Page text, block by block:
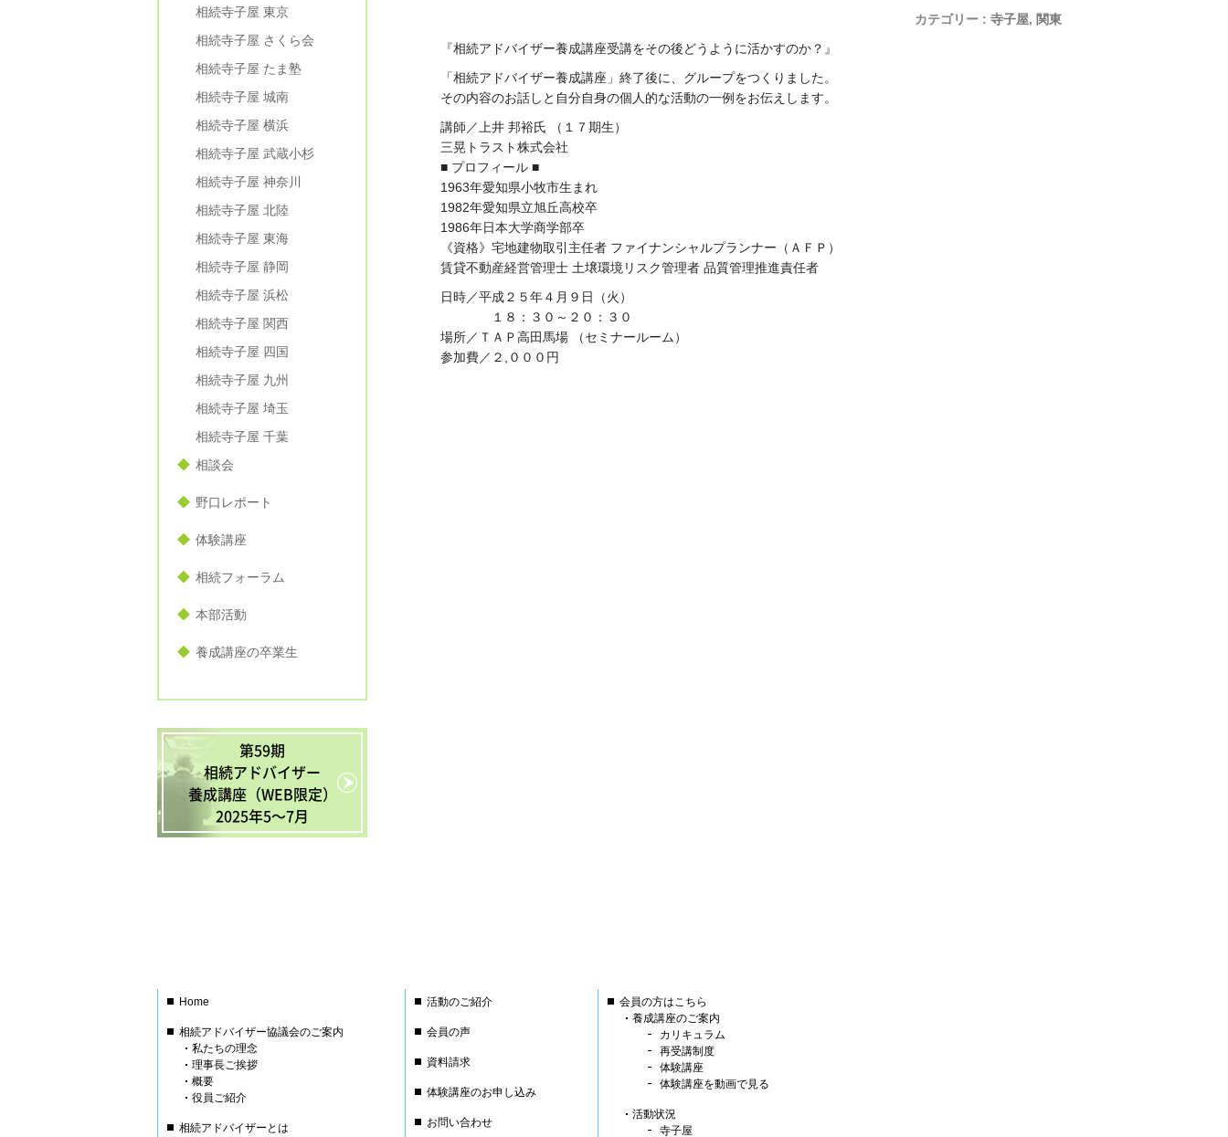
カテゴリー : 寺子屋, 関東
『相続アドバイザー養成講座受講をその後どうように活かすのか？』
「相続アドバイザー養成講座」終了後に、グループをつくりました。
その内容のお話しと自分自身の個人的な活動の一例をお伝えします。
講師／上井 邦裕氏 （１７期生）
三晃トラスト株式会社
■ プロフィール ■
1963年愛知県小牧市生まれ
1982年愛知県立旭丘高校卒
1986年日本大学商学部卒
《資格》宅地建物取引主任者 ファイナンシャルプランナー（ＡＦＰ）
賃貸不動産経営管理士 土壌環境リスク管理者 品質管理推進責任者
日時／平成２５年４月９日（火）
１８：３０～２０：３０
場所／ＴＡＰ高田馬場 （セミナールーム）
参加費／２,０００円
相続寺子屋 東京
相続寺子屋 さくら会
相続寺子屋 たま塾
相続寺子屋 城南
相続寺子屋 横浜
相続寺子屋 武蔵小杉
相続寺子屋 神奈川
相続寺子屋 北陸
相続寺子屋 東海
相続寺子屋 静岡
相続寺子屋 浜松
相続寺子屋 関西
相続寺子屋 四国
相続寺子屋 九州
相続寺子屋 埼玉
相続寺子屋 千葉
相談会
野口レポート
体験講座
相続フォーラム
本部活動
養成講座の卒業生
第59期
相続アドバイザー
養成講座（WEB限定）
2025年5〜7月
Home
相続アドバイザー協議会のご案内
私たちの理念
理事長ご挨拶
概要
役員ご紹介
相続アドバイザーとは
活動のご紹介
会員の声
資料請求
体験講座のお申し込み
お問い合わせ
会員の方はこちら
養成講座のご案内
カリキュラム
再受講制度
体験講座
体験講座を動画で見る
活動状況
寺子屋